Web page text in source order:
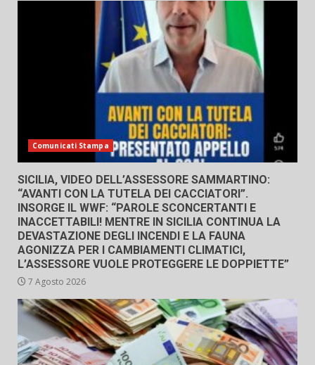
Comunicati Stampa
SICILIA, VIDEO DELL’ASSESSORE SAMMARTINO:
“AVANTI CON LA TUTELA DEI CACCIATORI”.
INSORGE IL WWF: “PAROLE SCONCERTANTI E
INACCETTABILI! MENTRE IN SICILIA CONTINUA LA
DEVASTAZIONE DEGLI INCENDI E LA FAUNA
AGONIZZA PER I CAMBIAMENTI CLIMATICI,
L’ASSESSORE VUOLE PROTEGGERE LE DOPPIETTE”
7 Agosto 2026